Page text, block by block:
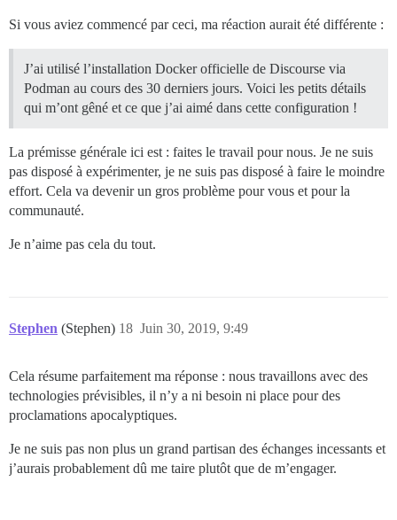
Si vous aviez commencé par ceci, ma réaction aurait été différente :
J’ai utilisé l’installation Docker officielle de Discourse via
Podman au cours des 30 derniers jours. Voici les petits détails
qui m’ont gêné et ce que j’ai aimé dans cette configuration !
La prémisse générale ici est : faites le travail pour nous. Je ne suis
pas disposé à expérimenter, je ne suis pas disposé à faire le moindre
effort. Cela va devenir un gros problème pour vous et pour la
communauté.
Je n’aime pas cela du tout.
Stephen (Stephen) Juin 30, 2019, 9:49
18
Cela résume parfaitement ma réponse : nous travaillons avec des
technologies prévisibles, il n’y a ni besoin ni place pour des
proclamations apocalyptiques.
Je ne suis pas non plus un grand partisan des échanges incessants et
j’aurais probablement dû me taire plutôt que de m’engager.